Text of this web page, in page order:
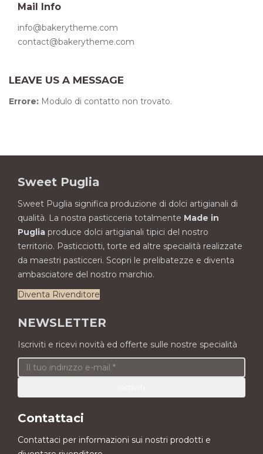
Mail Info
info@bakerytheme.com
contact@bakerytheme.com
LEAVE US A MESSAGE
Errore: Modulo di contatto non trovato.
Sweet Puglia
Sweet Puglia significa produzione di dolci artigianali di
qualità. La nostra pasticceria totalmente Made in
Puglia produce dolci artigianali tipici del nostro
territorio. Pasticciotti, torte ed altre specialità realizzate
da maestri pasticceri. Scopri le prelibatezze e diventa
ambasciatore del nostro marchio.
Diventa Rivenditore
NEWSLETTER
Iscriviti e ricevi novità ed offerte sulle nostre specialità
Contattaci
Contattaci per informazioni sui nostri prodotti e